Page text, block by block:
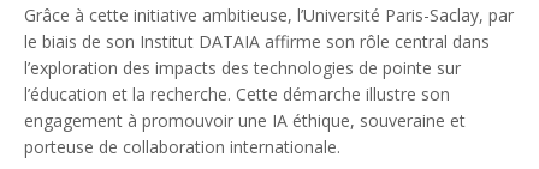
Grâce à cette initiative ambitieuse, l’Université Paris-Saclay, par
le biais de son Institut DATAIA affirme son rôle central dans
l’exploration des impacts des technologies de pointe sur
l’éducation et la recherche. Cette démarche illustre son
engagement à promouvoir une IA éthique, souveraine et
porteuse de collaboration internationale.